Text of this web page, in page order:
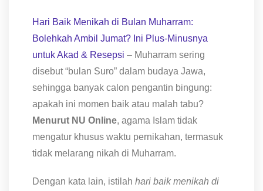
Hari Baik Menikah di Bulan Muharram:
Bolehkah Ambil Jumat? Ini Plus-Minusnya
untuk Akad & Resepsi – Muharram sering
disebut “bulan Suro” dalam budaya Jawa,
sehingga banyak calon pengantin bingung:
apakah ini momen baik atau malah tabu?
Menurut NU Online, agama Islam tidak
mengatur khusus waktu pernikahan, termasuk
tidak melarang nikah di Muharram.
Dengan kata lain, istilah hari baik menikah di